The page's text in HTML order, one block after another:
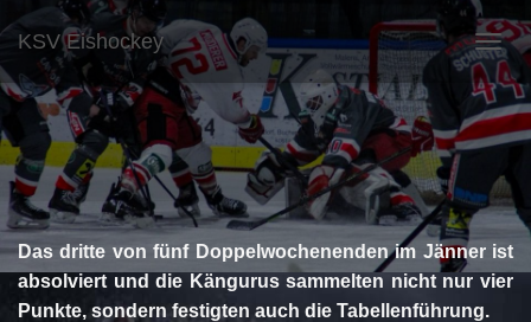
KSV Eishockey
Das dritte von fünf Doppelwochenenden im Jänner ist
absolviert und die Kängurus sammelten nicht nur vier
Punkte, sondern festigten auch die Tabellenführung.